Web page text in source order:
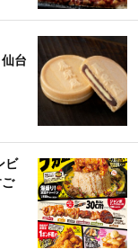
台
ビ